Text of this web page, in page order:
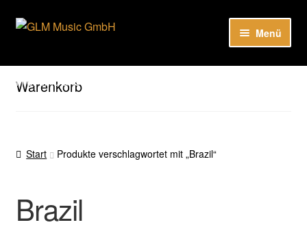
Hier sind unsere Neuigkeiten zu hören: Spotify
Zur
Zum
Menü
Unser Katalog
Warenkorb
Start Produkte verschlagwortet mit „Brazil“
Brazil